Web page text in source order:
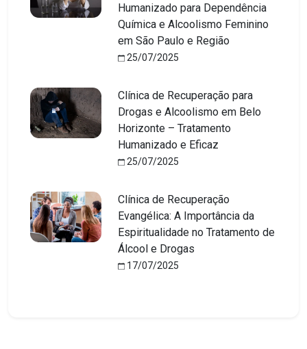
Humanizado para Dependência
Química e Alcoolismo Feminino
em São Paulo e Região
25/07/2025
Clínica de Recuperação para
Drogas e Alcoolismo em Belo
Horizonte – Tratamento
Humanizado e Eficaz
25/07/2025
Clínica de Recuperação
Evangélica: A Importância da
Espiritualidade no Tratamento de
Álcool e Drogas
17/07/2025